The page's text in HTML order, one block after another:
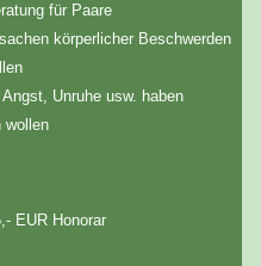
für Paare
körperlicher Beschwerden
Unruhe usw. haben
wollen
EUR Honorar